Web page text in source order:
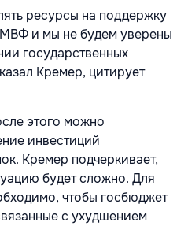
ресурсы на поддержку
и мы не будем уверены
государственных
Кремер, цитирует
этого можно
инвестиций
Кремер подчеркивает,
будет сложно. Для
чтобы госбюджет
с ухудшением